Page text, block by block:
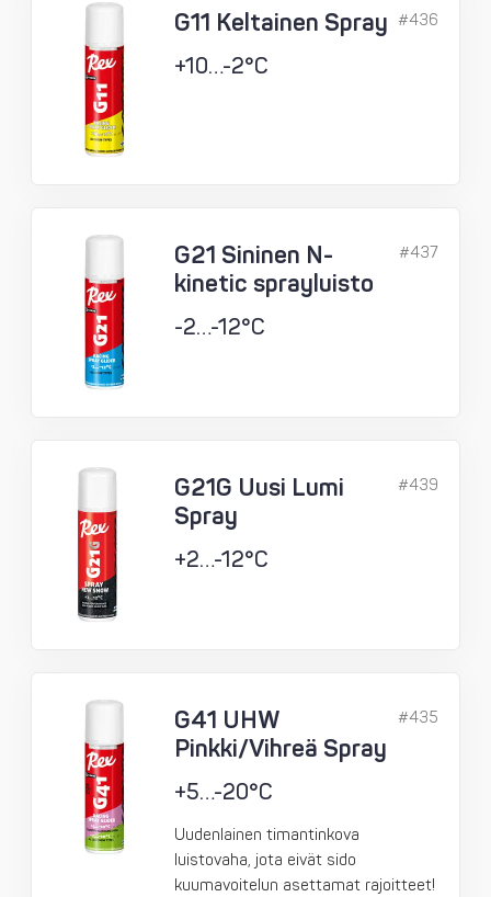
G11 Keltainen Spray
+10…-2°C
#436
G21 Sininen N-
kinetic sprayluisto
-2…-12°C
#437
G21G Uusi Lumi
Spray
+2…-12°C
#439
G41 UHW
Pinkki/Vihreä Spray
+5…-20°C
Uudenlainen timantinkova
luistovaha, jota eivät sido
kuumavoitelun asettamat rajoitteet!
#435